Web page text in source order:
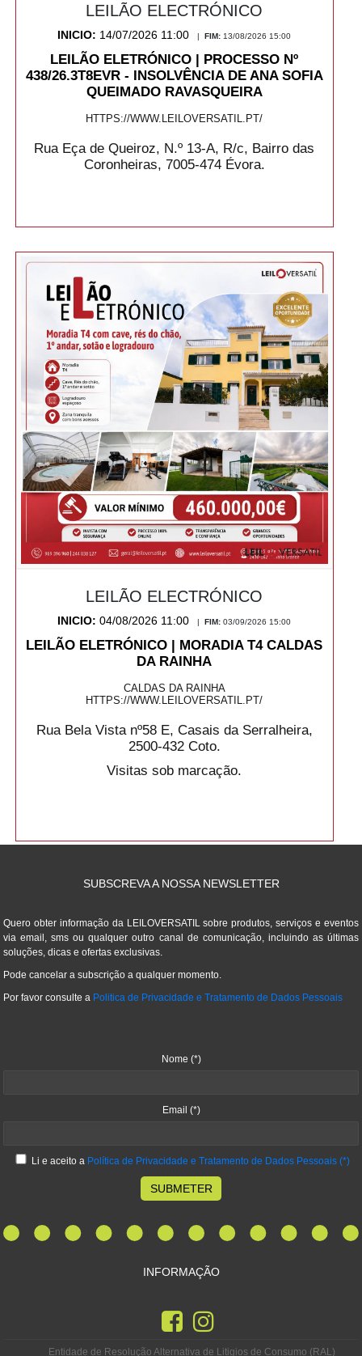
LEILÃO ELECTRÓNICO
INICIO: 14/07/2026 11:00 |FIM: 13/08/2026 15:00
LEILÃO ELETRÓNICO | PROCESSO Nº
438/26.3T8EVR - INSOLVÊNCIA DE ANA SOFIA
QUEIMADO RAVASQUEIRA
HTTPS://WWW.LEILOVERSATIL.PT/
Rua Eça de Queiroz, N.º 13-A, R/c, Bairro das
Coronheiras, 7005-474 Évora.
LEILÃO ELECTRÓNICO
INICIO:04/08/2026 11:00 |FIM:03/09/2026 15:00
LEILÃO ELETRÓNICO | MORADIA T4 CALDAS
DA RAINHA
CALDAS DA RAINHA
HTTPS://WWW.LEILOVERSATIL.PT/
Rua Bela Vista nº58 E, Casais da Serralheira,
2500-432 Coto.
Visitas sob marcação.
SUBSCREVA A NOSSA NEWSLETTER
Quero obter informação da LEILOVERSATIL sobre produtos, serviços e eventos
via email, sms ou qualquer outro canal de comunicação, incluindo as últimas
soluções, dicas e ofertas exclusivas.
Pode cancelar a subscrição a qualquer momento.
Por favor consulte a Politica de Privacidade e Tratamento de Dados Pessoais
Nome (*)
Email (*)
Li e aceito a Política de Privacidade e Tratamento de Dados Pessoais (*)
SUBMETER
INFORMAÇÃO
Entidade de Resolução Alternativa de Litigios de Consumo (RAL)